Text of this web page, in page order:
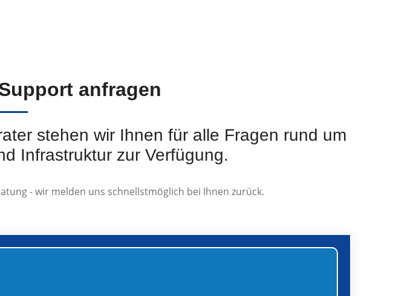
anfragen
stehen wir Ihnen für alle Fragen rund um
Infrastruktur zur Verfügung.
- wir melden uns schnellstmöglich bei Ihnen zurück.